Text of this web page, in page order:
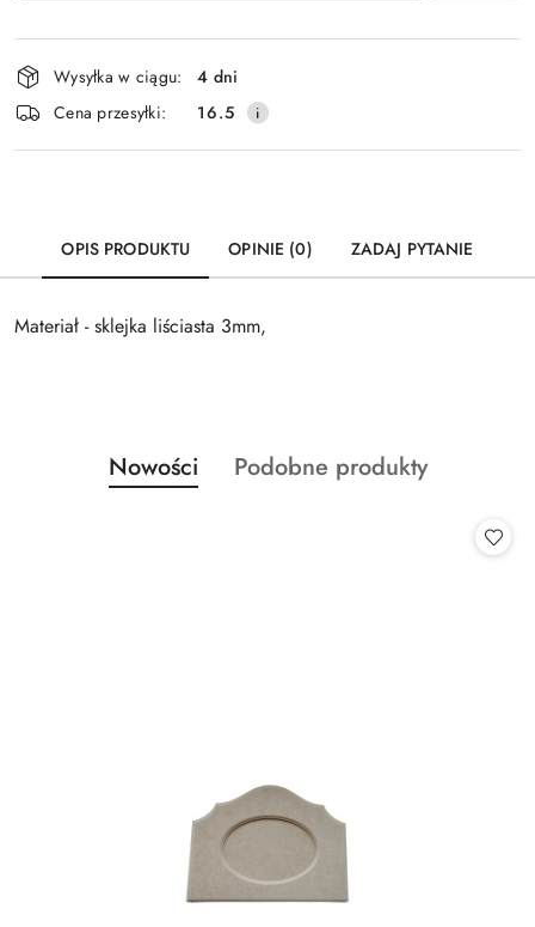
Dostępność
i
dostawa
Wysyłka w ciągu:
4 dni
Cena przesyłki:
16.5
OPIS PRODUKTU OPINIE (0) ZADAJ PYTANIE
Materiał - sklejka liściasta 3mm,
Pomiń karuzelę produktów
Produkty
o
Nowości
Produkty
Podobne produkty